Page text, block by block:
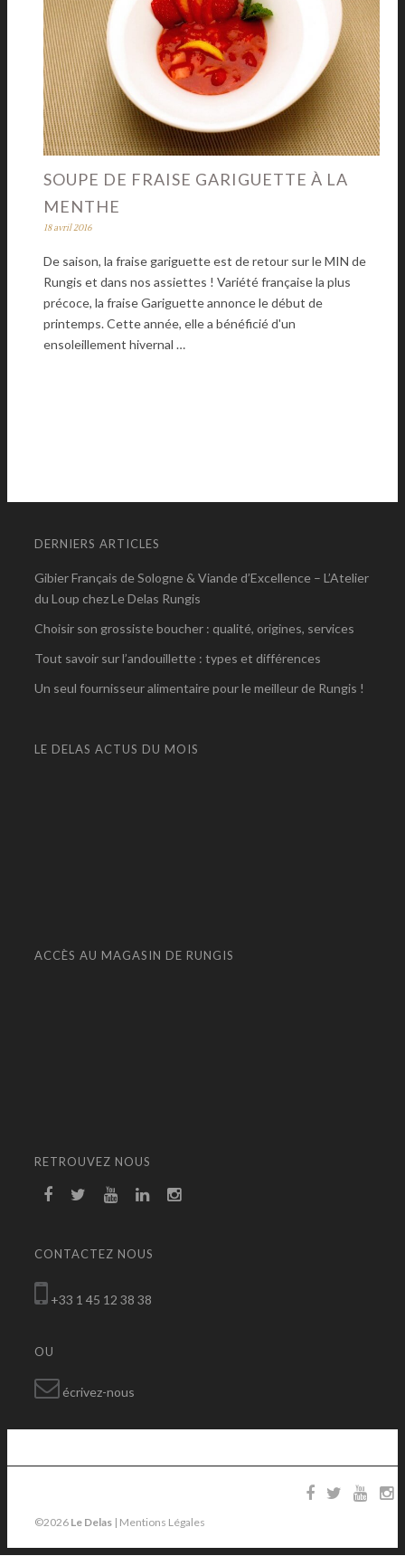
SOUPE DE FRAISE GARIGUETTE À LA
MENTHE
18 avril 2016
De saison, la fraise gariguette est de retour sur le MIN de
Rungis et dans nos assiettes ! Variété française la plus
précoce, la fraise Gariguette annonce le début de
printemps. Cette année, elle a bénéficié d'un
ensoleillement hivernal …
DERNIERS ARTICLES
Gibier Français de Sologne & Viande d’Excellence – L’Atelier
du Loup chez Le Delas Rungis
Choisir son grossiste boucher : qualité, origines, services
Tout savoir sur l’andouillette : types et différences
Un seul fournisseur alimentaire pour le meilleur de Rungis !
LE DELAS ACTUS DU MOIS
ACCÈS AU MAGASIN DE RUNGIS
RETROUVEZ NOUS
CONTACTEZ NOUS
+33 1 45 12 38 38
OU
écrivez-nous
©2026 Le Delas | Mentions Légales